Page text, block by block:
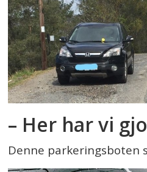
– Her har vi
Denne parkeringsboten